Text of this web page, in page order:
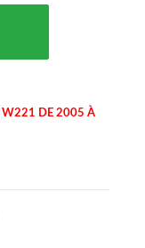
W221 DE 2005 À